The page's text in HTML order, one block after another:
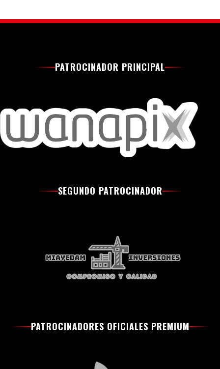
PATROCINADOR PRINCIPAL
SEGUNDO PATROCINADOR
PATROCINADORES OFICIALES PREMIUM